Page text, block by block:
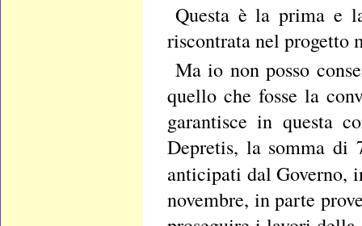
Questa è la prima e
riscontrata nel progetto
Ma io non posso
quello che fosse la
garantisce in questa
Depretis, la somma
anticipati dal Governo,
novembre, in parte